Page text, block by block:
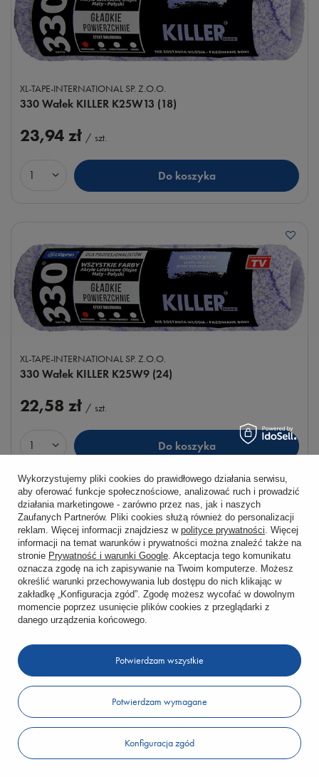
XL-TAPE-INTERNATIONAL SP. Z.O.O.
330 Wałek KILLER K25W13 (18)
23,94 zł / szt.
Ilość produktów Do koszyka
XL-TAPE-INTERNATIONAL SP. Z.O.O.
330 Wałek KILLER K25W9 (24)
22,58 zł / szt.
Ilość produktów Do koszyka
XL-TAPE-INTERNATIONAL SP. Z.O.O.
330 Wałek KILLER K45W13 z zatyczkami (8//50)
Wykorzystujemy pliki cookies do prawidłowego działania serwisu,
aby oferować funkcje społecznościowe, analizować ruch i prowadzić
działania marketingowe - zarówno przez nas, jak i naszych
Zaufanych Partnerów. Pliki cookies służą również do personalizacji
reklam. Więcej informacji znajdziesz w polityce prywatności. Więcej
informacji na temat warunków i prywatności można znaleźć także na
stronie Prywatność i warunki Google. Akceptacja tego komunikatu
oznacza zgodę na ich zapisywanie na Twoim komputerze. Możesz
określić warunki przechowywania lub dostępu do nich klikając w
zakładkę „Konfiguracja zgód”. Zgodę możesz wycofać w dowolnym
momencie poprzez usunięcie plików cookies z przeglądarki z
danego urządzenia końcowego.
Potwierdzam wymagane
Konfiguracja zgód
Potwierdzam wszystkie